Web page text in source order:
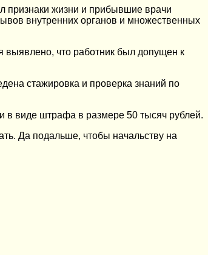
признаки жизни и прибывшие врачи
внутренних органов и множественных
выявлено, что работник был допущен к
стажировка и проверка знаний по
в виде штрафа в размере 50 тысяч рублей.
Да подальше, чтобы начальству на